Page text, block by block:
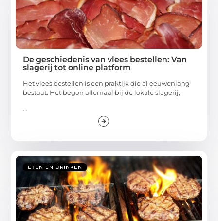
De geschiedenis van vlees bestellen: Van
slagerij tot online platform
Het vlees bestellen is een praktijk die al eeuwenlang
bestaat. Het begon allemaal bij de lokale slagerij,
...
ETEN EN DRINKEN